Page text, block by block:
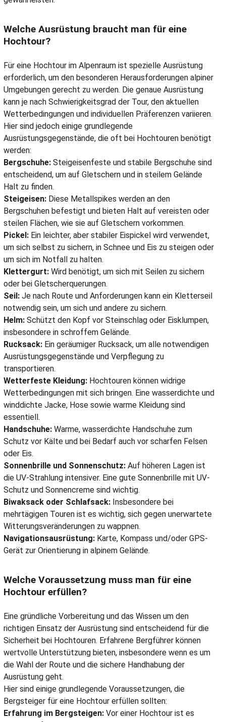
Welche Ausrüstung braucht man für eine
Hochtour?
Für eine Hochtour im Alpenraum ist spezielle Ausrüstung
erforderlich, um den besonderen Herausforderungen alpiner
Umgebungen gerecht zu werden. Die genaue Ausrüstung
kann je nach Schwierigkeitsgrad der Tour, den aktuellen
Wetterbedingungen und individuellen Präferenzen variieren.
Hier sind jedoch einige grundlegende
Ausrüstungsgegenstände, die oft bei Hochtouren benötigt
werden:
Bergschuhe: Steigeisenfeste und stabile Bergschuhe sind
entscheidend, um auf Gletschern und in steilem Gelände
Halt zu finden.
Steigeisen: Diese Metallspikes werden an den
Bergschuhen befestigt und bieten Halt auf vereisten oder
steilen Flächen, wie sie auf Gletschern vorkommen.
Pickel: Ein leichter, aber stabiler Eispickel wird verwendet,
um sich selbst zu sichern, in Schnee und Eis zu steigen oder
um sich im Notfall zu halten.
Klettergurt: Wird benötigt, um sich mit Seilen zu sichern
oder bei Gletscherquerungen.
Seil: Je nach Route und Anforderungen kann ein Kletterseil
notwendig sein, um sich und andere zu sichern.
Helm: Schützt den Kopf vor Steinschlag oder Eisklumpen,
insbesondere in schroffem Gelände.
Rucksack: Ein geräumiger Rucksack, um alle notwendigen
Ausrüstungsgegenstände und Verpflegung zu
transportieren.
Wetterfeste Kleidung: Hochtouren können widrige
Wetterbedingungen mit sich bringen. Eine wasserdichte und
winddichte Jacke, Hose sowie warme Kleidung sind
essentiell.
Handschuhe: Warme, wasserdichte Handschuhe zum
Schutz vor Kälte und bei Bedarf auch vor scharfen Felsen
oder Eis.
Sonnenbrille und Sonnenschutz: Auf höheren Lagen ist
die UV-Strahlung intensiver. Eine gute Sonnenbrille mit UV-
Schutz und Sonnencreme sind wichtig.
Biwaksack oder Schlafsack: Insbesondere bei
mehrtägigen Touren ist es wichtig, sich gegen unerwartete
Witterungsveränderungen zu wappnen.
Navigationsausrüstung: Karte, Kompass und/oder GPS-
Gerät zur Orientierung in alpinem Gelände.
Welche Voraussetzung muss man für eine
Hochtour erfüllen?
Eine gründliche Vorbereitung und das Wissen um den
richtigen Einsatz der Ausrüstung sind entscheidend für die
Sicherheit bei Hochtouren. Erfahrene Bergführer können
wertvolle Unterstützung bieten, insbesondere wenn es um
die Wahl der Route und die sichere Handhabung der
Ausrüstung geht.
Hier sind einige grundlegende Voraussetzungen, die
Bergsteiger für eine Hochtour erfüllen sollten:
Erfahrung im Bergsteigen: Vor einer Hochtour ist es